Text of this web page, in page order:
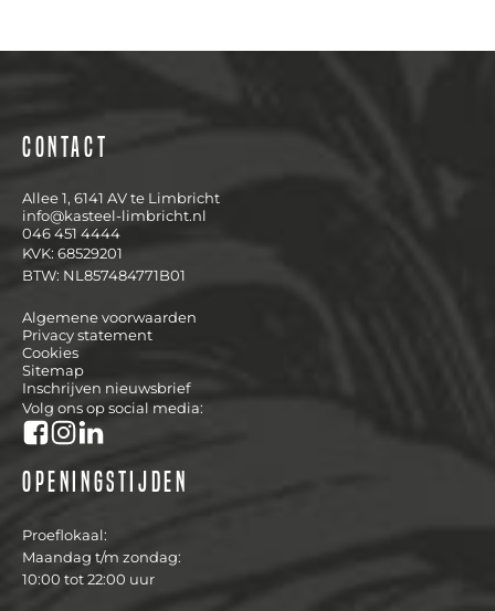
Contact
Allee 1, 6141 AV te Limbricht
info@kasteel-limbricht.nl
046 451 4444
KVK: 68529201
BTW: NL857484771B01
Algemene voorwaarden
Privacy statement
Cookies
Sitemap
Inschrijven nieuwsbrief
Volg ons op social media:
Openingstijden
Proeflokaal:
Maandag t/m zondag:
10:00 tot 22:00 uur